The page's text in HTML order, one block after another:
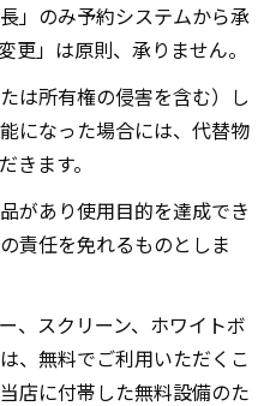
」のみ予約システムから承
更」は原則、承りません。
は所有権の侵害を含む）し
になった場合には、代替物
きます。
があり使用目的を達成でき
責任を免れるものとしま
、スクリーン、ホワイトボ
、無料でご利用いただくこ
店に付帯した無料設備のた